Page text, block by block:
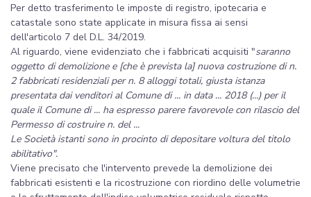
Per detto trasferimento le imposte di registro, ipotecaria e
catastale sono state applicate in misura fissa ai sensi
dell'articolo 7 del D.L. 34/2019.
Al riguardo, viene evidenziato che i fabbricati acquisiti "saranno
oggetto di demolizione e [che è prevista la] nuova costruzione di n.
2 fabbricati residenziali per n. 8 alloggi totali, giusta istanza
presentata dai venditori al Comune di ... in data ... 2018 (...) per il
quale il Comune di ... ha espresso parere favorevole con rilascio del
Permesso di costruire n. del ...
Le Società istanti sono in procinto di depositare voltura del titolo
abilitativo".
Viene precisato che l'intervento prevede la demolizione dei
fabbricati esistenti e la ricostruzione con riordino delle volumetrie